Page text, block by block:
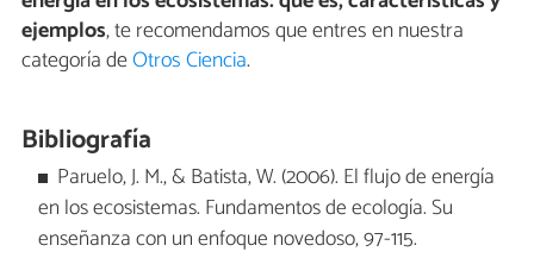
ejemplos, te recomendamos que entres en nuestra
categoría deOtros Ciencia.
Bibliografía
Paruelo, J. M., & Batista, W. (2006). El flujo de energía
en los ecosistemas. Fundamentos de ecología. Su
enseñanza con un enfoque novedoso, 97-115.